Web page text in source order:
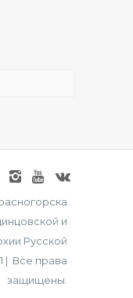
и
Русской
| Все права
защищены.